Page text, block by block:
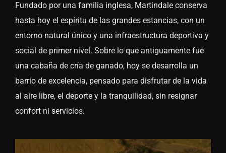
Fundado por una familia inglesa, Martindale conserva
hasta hoy el espíritu de las grandes estancias, con un
entorno natural único y una infraestructura deportiva y
social de primer nivel. Sobre lo que antiguamente fue
una cabaña de cría de ganado, hoy se desarrolla un
barrio de excelencia, pensado para disfrutar de la vida
al aire libre, el deporte y la tranquilidad, sin resignar
confort ni servicios.